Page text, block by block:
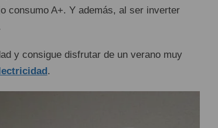
consumo A+. Y además, al ser inverter
y consigue disfrutar de un verano muy
.